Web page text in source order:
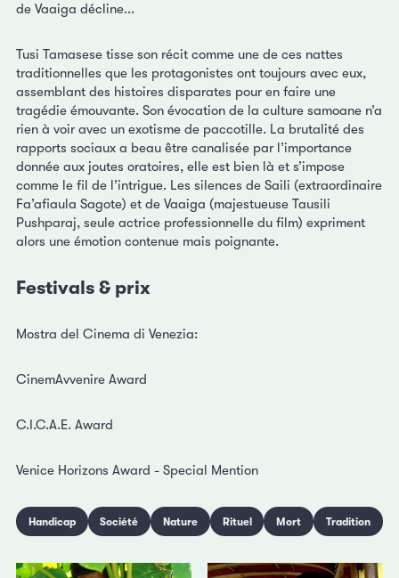
de Vaaiga décline...
Tusi Tamasese tisse son récit comme une de ces nattes
traditionnelles que les protagonistes ont toujours avec eux,
assemblant des histoires disparates pour en faire une
tragédie émouvante. Son évocation de la culture samoane n’a
rien à voir avec un exotisme de paccotille. La brutalité des
rapports sociaux a beau être canalisée par l’importance
donnée aux joutes oratoires, elle est bien là et s’impose
comme le fil de l’intrigue. Les silences de Saili (extraordinaire
Fa’afiaula Sagote) et de Vaaiga (majestueuse Tausili
Pushparaj, seule actrice professionnelle du film) expriment
alors une émotion contenue mais poignante.
Festivals & prix
Mostra del Cinema di Venezia:
CinemAvvenire Award
C.I.C.A.E. Award
Venice Horizons Award - Special Mention
Handicap Société Nature Rituel Mort Tradition